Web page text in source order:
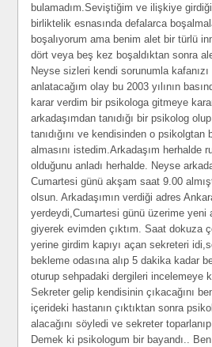
bulamadım.Seviştiğim ve ilişkiye
birliktelik esnasında defalarca
boşalıyorum ama benim alet bir türlü
dört veya beş kez boşaldıktan sonra
Neyse sizleri kendi sorunumla
anlatacağım olay bu 2003 yılının
karar verdim bir psikologa gitmeye
arkadaşımdan tanıdığı bir psikolog
tanıdığını ve kendisinden o
almasını istedim.Arkadaşım herhalde
olduğunu anladı herhalde. Neyse
Cumartesi günü akşam saat 9.00
olsun. Arkadaşımın verdiği adres
yerdeydi,Cumartesi günü üzerime yeni
giyerek evimden çıktım. Saat dokuza
yerine girdim kapıyı açan sekreteri
bekleme odasına alıp 5 dakika kadar
oturup sehpadaki dergileri incelemeye
Sekreter gelip kendisinin çıkacağını
içerideki hastanın çıktıktan sonra
alacağını söyledi ve sekreter
Demek ki psikologum bir bayandı..